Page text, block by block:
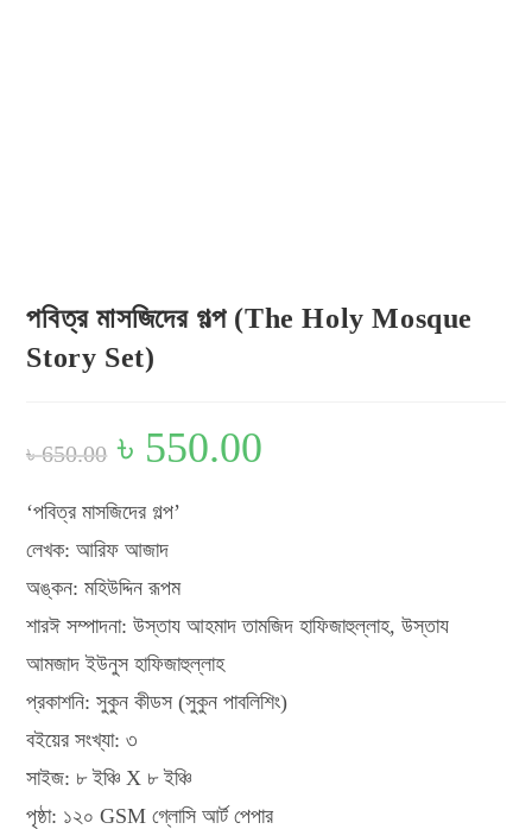
পবিত্র মাসজিদের গল্প (The Holy Mosque
Story Set)
৳650.00
Original
price
৳ 550.00
‘পবিত্র মাসজিদের গল্প’
লেখক: আরিফ আজাদ
অঙ্কন: মহিউদ্দিন রূপম
শারঈ সম্পাদনা: উস্তায আহমাদ তামজিদ হাফিজাহুল্লাহ, উস্তায
আমজাদ ইউনুস হাফিজাহুল্লাহ
প্রকাশনি: সুকুন কীডস (সুকুন পাবলিশিং)
বইয়ের সংখ্যা: ৩
সাইজ: ৮ ইঞ্চি X ৮ ইঞ্চি
পৃষ্ঠা: ১২০ GSM গ্লোসি আর্ট পেপার